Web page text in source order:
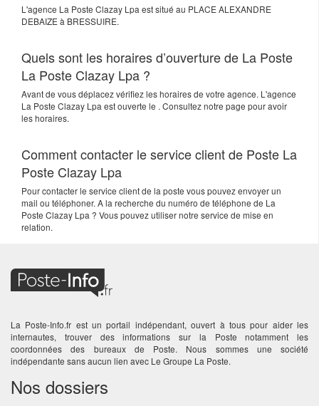
L'agence La Poste Clazay Lpa est situé au PLACE ALEXANDRE
DEBAIZE à BRESSUIRE.
Quels sont les horaires d’ouverture de La Poste
La Poste Clazay Lpa ?
Avant de vous déplacez vérifiez les horaires de votre agence. L'agence
La Poste Clazay Lpa est ouverte le . Consultez notre page pour avoir
les horaires.
Comment contacter le service client de Poste La
Poste Clazay Lpa
Pour contacter le service client de la poste vous pouvez envoyer un
mail ou téléphoner. A la recherche du numéro de téléphone de La
Poste Clazay Lpa ? Vous pouvez utiliser notre service de mise en
relation.
La Poste-Info.fr est un portail indépendant, ouvert à tous pour aider les
internautes, trouver des informations sur la Poste notamment les
coordonnées des bureaux de Poste. Nous sommes une société
indépendante sans aucun lien avec Le Groupe La Poste.
Nos dossiers